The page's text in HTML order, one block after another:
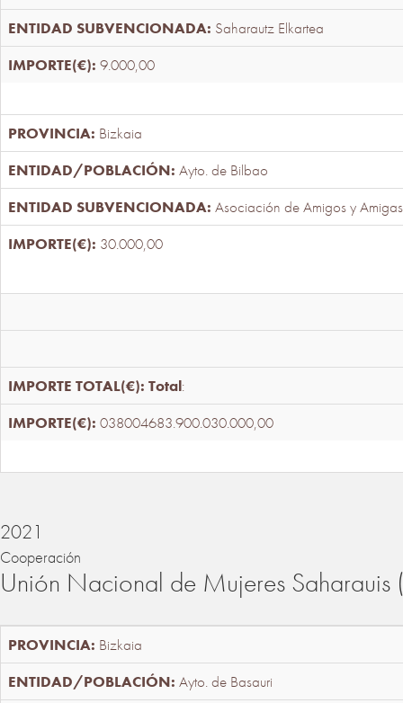
Saharautz Elkartea
9.000,00
Bizkaia
Ayto. de Bilbao
Asociación de Amigos y
30.000,00
Total:
038004683.900.030.000,00
2021
Cooperación
Unión Nacional de Mujeres
Bizkaia
Ayto. de Basauri